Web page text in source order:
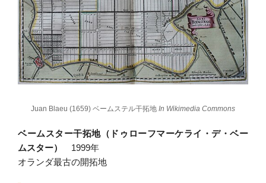
Juan Blaeu (1659) ベームステル干拓地 In Wikimedia Commons
ベームスター干拓地（ドゥローフマーケライ・デ・ベー
ムスター） 1999年
オランダ最古の開拓地